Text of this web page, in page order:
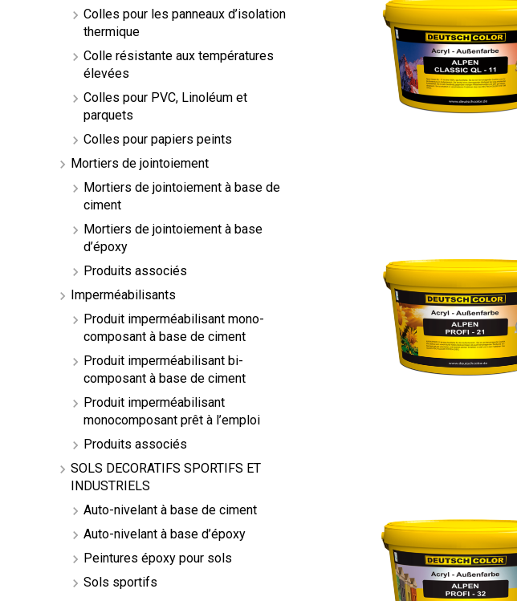
Colles pour les panneaux d’isolation
thermique
Colle résistante aux températures
élevées
Colles pour PVC, Linoléum et
parquets
Colles pour papiers peints
Mortiers de jointoiement
Mortiers de jointoiement à base de
ciment
Mortiers de jointoiement à base
d’époxy
Produits associés
Imperméabilisants
Produit imperméabilisant mono-
composant à base de ciment
Produit imperméabilisant bi-
composant à base de ciment
Produit imperméabilisant
monocomposant prêt à l’emploi
Produits associés
SOLS DECORATIFS SPORTIFS ET
INDUSTRIELS
Auto-nivelant à base de ciment
Auto-nivelant à base d’époxy
Peintures époxy pour sols
Sols sportifs